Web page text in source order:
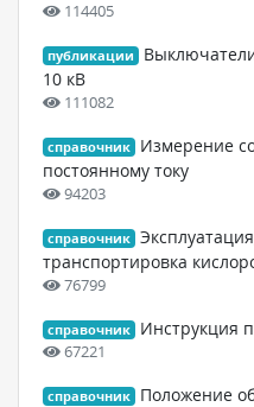
114405
публикации
10 кВ
111082
справочник
Измерение
постоянному току
94203
справочник
транспортировка
76799
справочник Инструкция
67221
справочник
Положение